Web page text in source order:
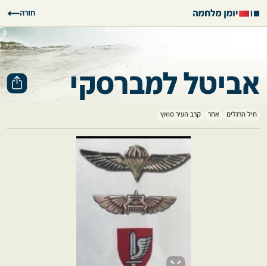
חזרה
אביטל למברסקי
חיל הרגלים אחר קרב העיר סואץ